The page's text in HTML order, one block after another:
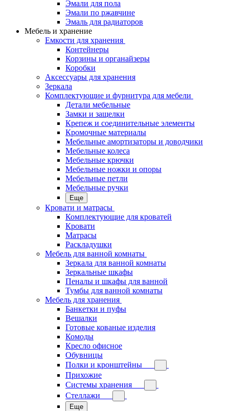
Эмали для пола
Эмали по ржавчине
Эмаль для радиаторов
Мебель и хранение
Емкости для хранения
Контейнеры
Корзины и органайзеры
Коробки
Аксессуары для хранения
Зеркала
Комплектующие и фурнитура для мебели
Детали мебельные
Замки и защелки
Крепеж и соединительные элементы
Кромочные материалы
Мебельные амортизаторы и доводчики
Мебельные колеса
Мебельные крючки
Мебельные ножки и опоры
Мебельные петли
Мебельные ручки
Еще
Кровати и матрасы
Комплектующие для кроватей
Кровати
Матрасы
Раскладушки
Мебель для ванной комнаты
Зеркала для ванной комнаты
Зеркальные шкафы
Пеналы и шкафы для ванной
Тумбы для ванной комнаты
Мебель для хранения
Банкетки и пуфы
Вешалки
Готовые кованые изделия
Комоды
Кресло офисное
Обувницы
Полки и кронштейны
Прихожие
Системы хранения
Стеллажи
Еще